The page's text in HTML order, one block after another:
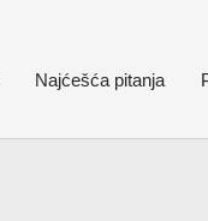
Najćešća pitanja